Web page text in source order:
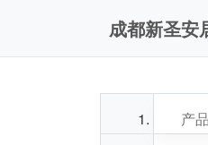
成都新圣安
产